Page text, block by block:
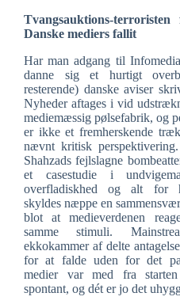
Tvangsauktions-
Danske mediers fallit
Har man adgang til
danne sig et hurtigt
resterende) danske aviser
Nyheder aftages i vid
mediemæssig pølsefabrik, og
er ikke et fremherskende
nævnt kritisk
Shahzads fejlslagne
et casestudie i
overfladiskhed og alt for
skyldes næppe en
blot at medieverdenen
samme stimuli.
ekkokammer af delte
for at falde uden for det
medier var med fra
spontant, og dét er jo det